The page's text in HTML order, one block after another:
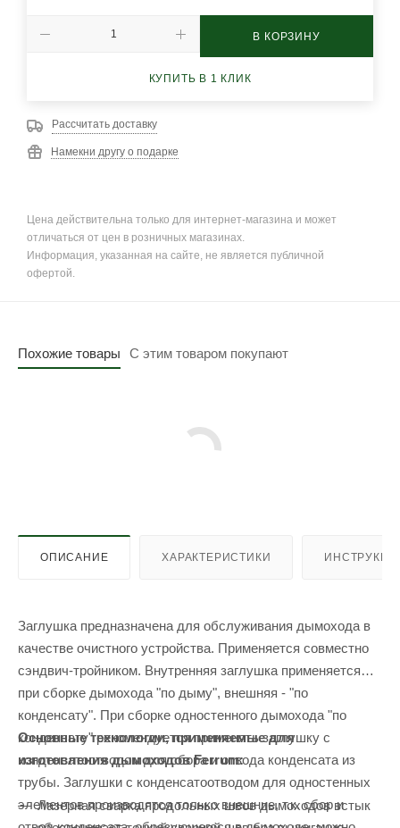
В КОРЗИНУ
КУПИТЬ В 1 КЛИК
Рассчитать доставку
Намекни другу о подарке
Цена действительна только для интернет-магазина и может
отличаться от цен в розничных магазинах.
Информация, указанная на сайте, не является публичной
офертой.
Похожие товары С этим товаром покупают
ОПИСАНИЕ ХАРАКТЕРИСТИКИ
Заглушка предназначена для обслуживания дымохода в
качестве очистного устройства. Применяется совместно
сэндвич-тройником. Внутренняя заглушка применяется
при сборке дымохода "по дыму", внешняя - "по
конденсату". При сборке одностенного дымохода "по
конденсату" рекомендуется применять заглушку с
конденсатоотводом для сбора и отвода конденсата из
трубы. Заглушки с конденсатоотводом для одностенных
элементов производятся только внешние, т.к. сбор и
Основные технологии, применяемые для
изготовления дымоходов Ferrum:
Лазерная сварка продольных швов дымоходов встык